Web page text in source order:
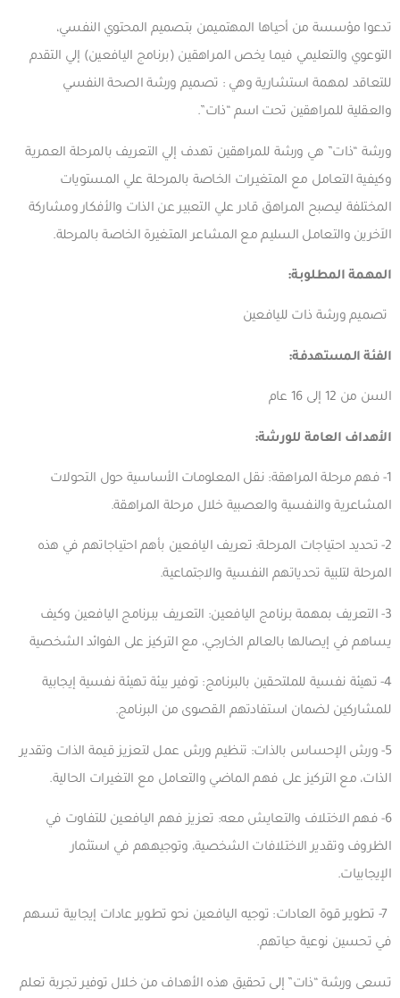
تدعوا مؤسسة من أحياها المهتميمن بتصميم المحتوي النفسي،
التوعوي والتعليمي فيما يخص المراهقين (برنامج اليافعين) إلي التقدم
للتعاقد لمهمة استشارية وهي : تصميم ورشة الصحة النفسي
والعقلية للمراهقين تحت اسم “ذات”.
ورشة “ذات” هي ورشة للمراهقين تهدف إلي التعريف بالمرحلة العمرية
وكيفية التعامل مع المتغيرات الخاصة بالمرحلة علي المستويات
المختلفة ليصبح المراهق قادر علي التعبير عن الذات والأفكار ومشاركة
الاَخرين والتعامل السليم مع المشاعر المتغيرة الخاصة بالمرحلة.
المهمة المطلوبة:
تصميم ورشة ذات لليافعين
الفئة المستهدفة:
السن من 12 إلى 16 عام
الأهداف العامة للورشة:
1- فهم مرحلة المراهقة: نقل المعلومات الأساسية حول التحولات
المشاعرية والنفسية والعصبية خلال مرحلة المراهقة.
2- تحديد احتياجات المرحلة: تعريف اليافعين بأهم احتياجاتهم في هذه
المرحلة لتلبية تحدياتهم النفسية والاجتماعية.
3- التعريف بمهمة برنامج اليافعين: التعريف ببرنامج اليافعين وكيف
يساهم في إيصالها بالعالم الخارجي، مع التركيز على الفوائد الشخصية
4- تهيئة نفسية للملتحقين بالبرنامج: توفير بيئة تهيئة نفسية إيجابية
للمشاركين لضمان استفادتهم القصوى من البرنامج.
5- ورش الإحساس بالذات: تنظيم ورش عمل لتعزيز قيمة الذات وتقدير
الذات، مع التركيز على فهم الماضي والتعامل مع التغيرات الحالية.
6- فهم الاختلاف والتعايش معه: تعزيز فهم اليافعين للتفاوت في
الظروف وتقدير الاختلافات الشخصية، وتوجيههم في استثمار
الإيجابيات.
7- تطوير قوة العادات: توجيه اليافعين نحو تطوير عادات إيجابية تسهم
في تحسين نوعية حياتهم.
تسعى ورشة “ذات” إلى تحقيق هذه الأهداف من خلال توفير تجربة تعلم